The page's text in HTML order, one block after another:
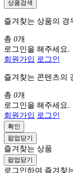
상품검색
즐겨찾는 상품의 경
총 0개
로그인을 해주세요.
회원가입 로그인
즐겨찾는 콘텐츠의
총 0개
로그인을 해주세요.
회원가입 로그인
확인
팝업닫기
즐겨찾는 상품
팝업닫기
로그인하여 즐겨찾